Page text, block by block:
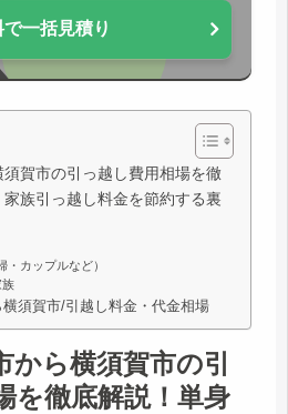
で一括見積り
賀市の引っ越し費用相場を徹
族引っ越し料金を節約する裏
・カップルなど）
族
須賀市/引越し料金・代金相場
から横須賀市の引
を徹底解説！単身